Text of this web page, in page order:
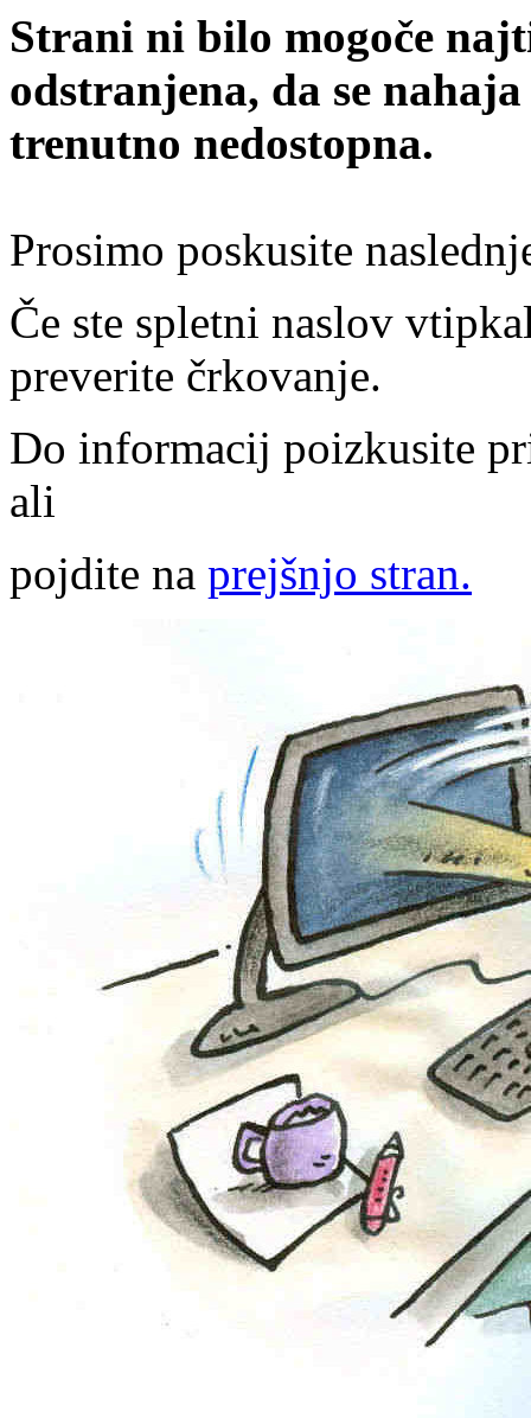
Strani ni bilo mogoče
odstranjena, da se
trenutno nedostopna.
Prosimo poskusite
Če ste spletni naslov
preverite črkovanje.
Do informacij poizkusite
ali
pojdite na prejšnjo stran.